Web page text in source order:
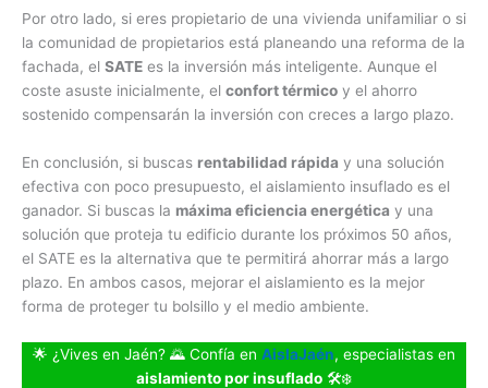
Por otro lado, si eres propietario de una vivienda unifamiliar o si
la comunidad de propietarios está planeando una reforma de la
fachada, el SATE es la inversión más inteligente. Aunque el
coste asuste inicialmente, el confort térmico y el ahorro
sostenido compensarán la inversión con creces a largo plazo.
En conclusión, si buscas rentabilidad rápida y una solución
efectiva con poco presupuesto, el aislamiento insuflado es el
ganador. Si buscas la máxima eficiencia energética y una
solución que proteja tu edificio durante los próximos 50 años,
el SATE es la alternativa que te permitirá ahorrar más a largo
plazo. En ambos casos, mejorar el aislamiento es la mejor
forma de proteger tu bolsillo y el medio ambiente.
🌟 ¿Vives en Jaén? 🌄 Confía en AislaJaén, especialistas en
aislamiento por insuflado 🛠️❄️